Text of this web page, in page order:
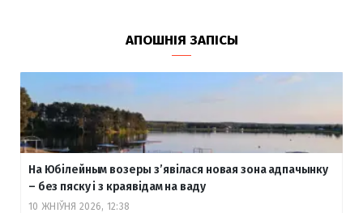
АПОШНІЯ ЗАПІСЫ
На Юбілейным возеры з’явілася новая зона адпачынку
– без пяску і з краявідам на ваду
10 ЖНІЎНЯ 2026, 12:38